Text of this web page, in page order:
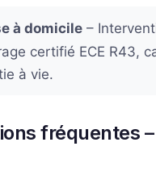
à domicile –
certifié ECE R43,
à vie.
fréquentes